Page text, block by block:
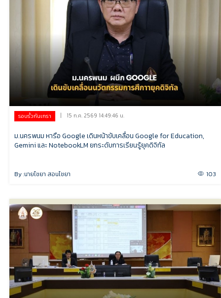
รอบรั้วกันเกรา | 15 ก.ค. 2569 14:49:46 น.
ม.นครพนม หารือ Google เดินหน้าขับเคลื่อน Google for Education,
Gemini และ NotebookLM ยกระดับการเรียนรู้ยุคดิจิทัล
By :นายไชยา สอนไชยา 103